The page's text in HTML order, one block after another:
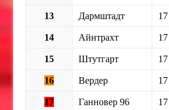
13 Дармштадт 17
14 Айнтрахт 17
15 Штутгарт 17
16 Вердер 17
17 Ганновер 96 17